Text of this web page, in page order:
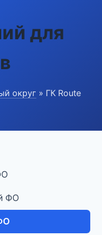
для
округ » ГК Route
ФО